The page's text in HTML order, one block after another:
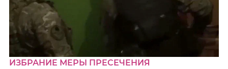
ИЗБРАНИЕ МЕРЫ ПРЕСЕЧЕНИЯ